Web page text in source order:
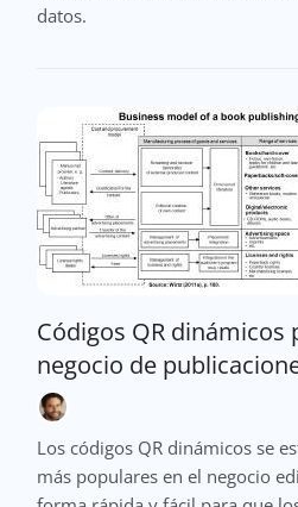
datos.
Códigos QR dinámicos
negocio de
Los códigos QR dinámicos se
más populares en el negocio